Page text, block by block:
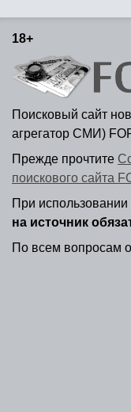
18+
Поисковый сайт
агрегатор СМИ)
Прежде прочтите
поискового сайта
При
на источник
По всем вопросам